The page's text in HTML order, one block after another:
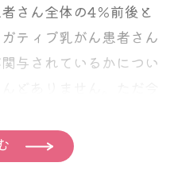
検診しないのは何とも
もよくわからないか
バリアントが陽性にな
方は検査をしてもしな
えるので、その時には
こかで否定したいと思
さん全体の4％前後と
ティブ乳がん患者さん
与されているかについ
プルネガティブ乳が
、13人（20%）が